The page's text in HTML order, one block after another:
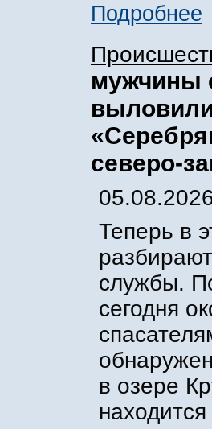
Подробнее
мужчины
северо-
Теперь в
службы.
сегодня
в озере